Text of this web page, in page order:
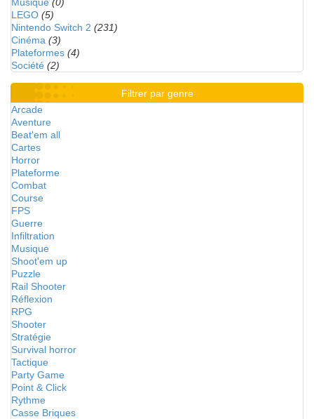
LEGO (5)
Nintendo Switch 2 (231)
Cinéma (3)
Plateformes (4)
Société (2)
Filtrer par genre
Arcade
Aventure
Beat'em all
Cartes
Horror
Plateforme
Combat
Course
FPS
Guerre
Infiltration
Musique
Shoot'em up
Puzzle
Rail Shooter
Réflexion
RPG
Shooter
Stratégie
Survival horror
Tactique
Party Game
Point & Click
Rythme
Casse Briques